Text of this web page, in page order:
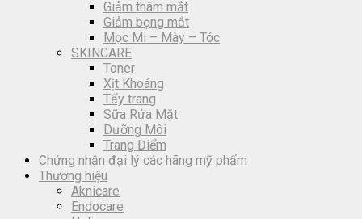
Giảm thâm mắt
Giảm bọng mắt
Mọc Mi – Mày – Tóc
SKINCARE
Toner
Xịt Khoáng
Tẩy trang
Sữa Rửa Mặt
Dưỡng Môi
Trang Điểm
Chứng nhận đại lý các hãng mỹ phẩm
Thương hiệu
Aknicare
Endocare